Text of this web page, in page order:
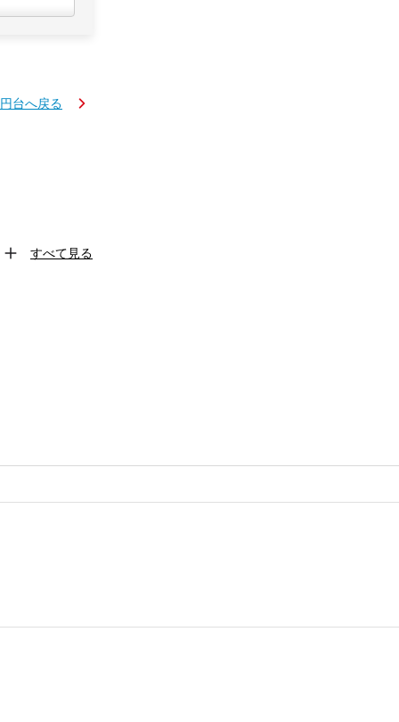
台へ戻る
すべて見る